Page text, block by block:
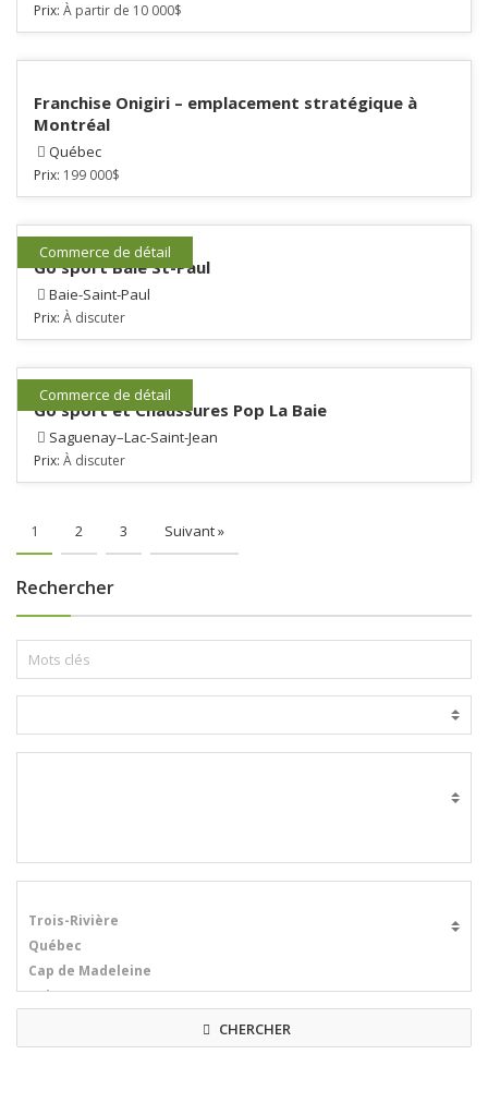
Prix: À partir de 10 000$
Franchise Onigiri – emplacement stratégique à
Montréal
Québec
Prix: 199 000$
Commerce de détail
Go sport Baie St-Paul
Baie-Saint-Paul
Prix: À discuter
Commerce de détail
Go sport et Chaussures Pop La Baie
Saguenay–Lac-Saint-Jean
Prix: À discuter
1 2 3 Suivant »
Rechercher
CHERCHER